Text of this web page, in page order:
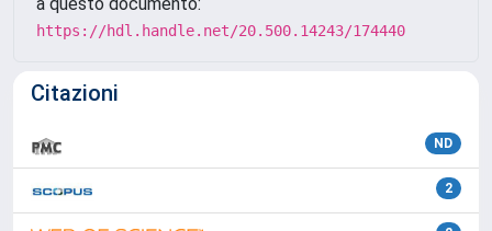
https://hdl.handle.net/20.500.14243/174440
Citazioni
ND
2